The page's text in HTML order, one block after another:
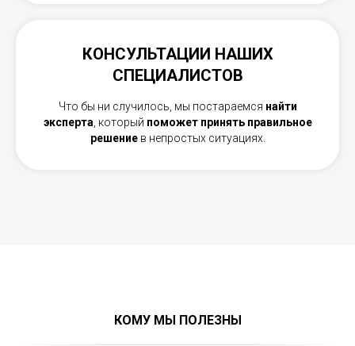
КОНСУЛЬТАЦИИ НАШИХ
СПЕЦИАЛИСТОВ
Что бы ни случилось, мы постараемся найти
эксперта , который поможет принять правильное
решениев непростых ситуациях.
КОМУ МЫ ПОЛЕЗНЫ